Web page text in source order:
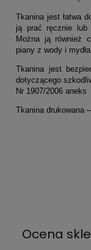
Tkanina jest łatwa
ją prać ręcznie lub
Można ją również
piany z wody i
Tkanina jest
dotyczącego
Nr 1907/2006
Tkanina drukowana
Ocena